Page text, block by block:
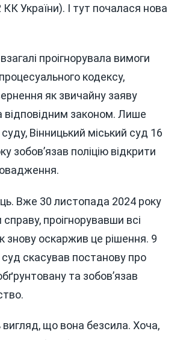
КК України). І тут почалася нова
проігнорувала вимоги
кодексу,
як звичайну заяву
відповідним законом. Лише
Вінницький міський суд 16
зобов’язав поліцію відкрити
Вже 30 листопада 2024 року
справу, проігнорувавши всі
знову оскаржив це рішення. 9
суд скасував постанову про
та зобов’язав
вигляд, що вона безсила. Хоча,